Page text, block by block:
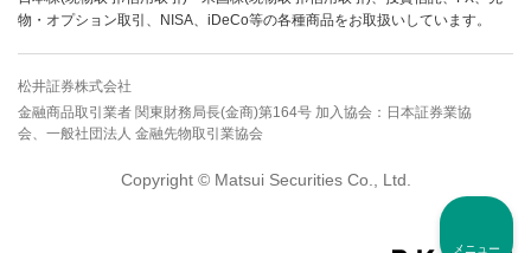
メニュー
物・オプション取引、NISA、iDeCo等の各種商品をお取扱いしています。
松井証券株式会社
金融商品取引業者 関東財務局長(金商)第164号 加入協会：日本証券業協
会、一般社団法人 金融先物取引業協会
Copyright © Matsui Securities Co., Ltd.